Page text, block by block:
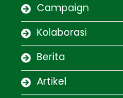
Campaign
Kolaborasi
Berita
Artikel